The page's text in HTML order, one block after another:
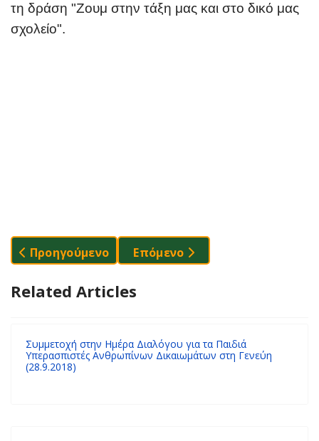
τη δράση "Ζουμ στην τάξη μας και στο δικό μας
σχολείο".
Προηγούμενο Άρθρο: ΒΡΕΣΤΑ ΚΑΙ ΠΑΡΤΑ,
Προηγούμενο Επόμενο Άρθρο: "Είμαι Παιδί
Επόμενο
Related Articles
Συμμετοχή στην Ημέρα Διαλόγου για τα Παιδιά
Υπερασπιστές Ανθρωπίνων Δικαιωμάτων στη Γενεύη
(28.9.2018)